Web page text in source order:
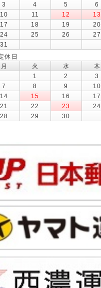
3 4 5 6
10 11 12 13
17 18 19 20
24 25 26 27
31
休日
月 火 水 木
1
2 3
7 8 9 10
14 15 16 17
21 22 23 24
28 29
30